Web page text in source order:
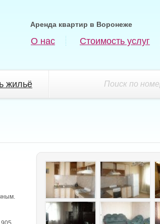
Аренда квартир в Воронеже
О нас Стоимость услуг
Поиск по
жильё